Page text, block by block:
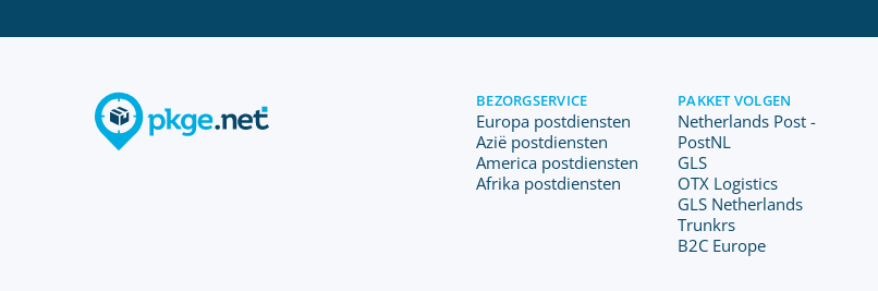
BEZORGSERVICE
Europa postdiensten
Azië postdiensten
America postdiensten
Afrika postdiensten
PAKKET VOLGEN
Netherlands Post -
PostNL
GLS
OTX Logistics
GLS Netherlands
Trunkrs
B2C Europe